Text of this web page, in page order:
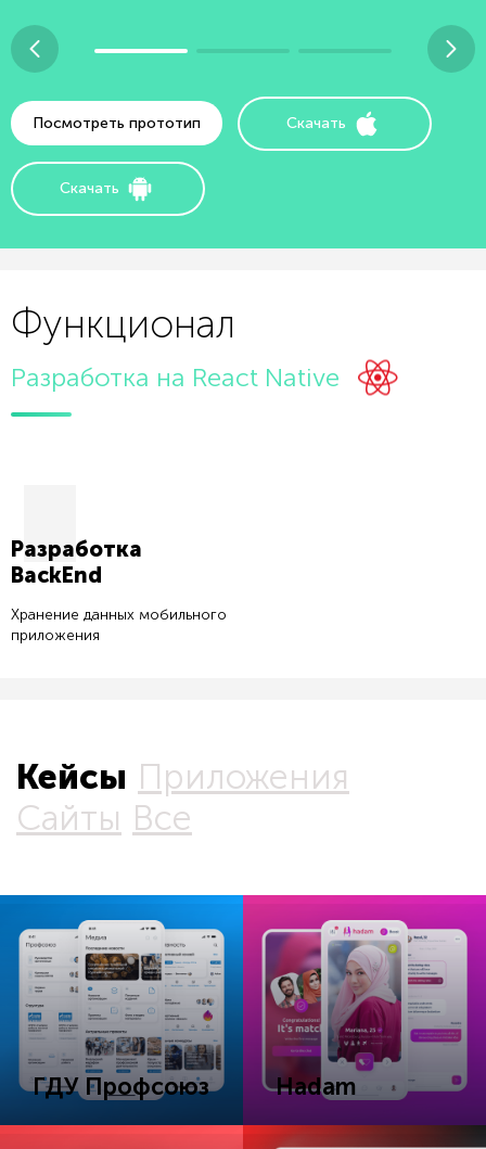
Посмотреть прототип Скачать
Скачать
Функционал
Разработка на React Native
Разработка
BackEnd
Хранение данных мобильного
приложения
Кейсы Приложения
Сайты Все
ГДУ Профсоюз Hadam